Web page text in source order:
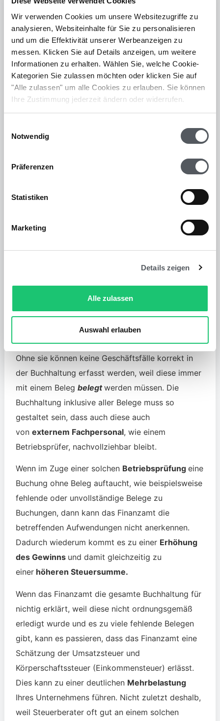
Wir verwenden Cookies um unsere Websitezugriffe zu
analysieren, Websiteinhalte für Sie zu personalisieren
und um die Effektivität unserer Werbeanzeigen zu
messen. Klicken Sie auf Details anzeigen, um weitere
Informationen zu erhalten. Wählen Sie, welche Cookie-
Kategorien Sie zulassen möchten oder klicken Sie auf
"Alle zulassen" um alle Cookies zu erlauben. Sie können
Ihre Zustimmung jederzeit ändern oder widerrufen.
Notwendig
Präferenzen
Statistiken
Marketing
Details zeigen
Alle zulassen
Auswahl erlauben
muss:
Name
des ausstellenden
Unternehmens
UID-Nummer des liefernden Unternehmens
Name und Anschrift des Empfängers
UID-Nummer des Empfängers (bei einem
Reverse
innergemeinschaftliche
Beschreibung der Lieferung oder der zu
Steuersatz und Steuerbetrag
Fazit: Belege in der
Buchhaltung
Zusammengefasst kann man sagen, dass Belege
immer die Grundlage für die Buchhaltung bilden.
Ohne sie können keine Geschäftsfälle korrekt in
der Buchhaltung erfasst werden, weil diese immer
mit einem Beleg belegtwerden müssen. Die
Buchhaltung inklusive aller Belege muss so
gestaltet sein, dass auch diese auch
von externem Fachpersonal, wie einem
Betriebsprüfer, nachvollziehbar bleibt.
Wenn im Zuge einer solchen Betriebsprüfung eine
Buchung ohne Beleg auftaucht, wie beispielsweise
fehlende oder unvollständige Belege zu
Buchungen, dann kann das Finanzamt die
betreffenden Aufwendungen nicht anerkennen.
Dadurch wiederum kommt es zu einer Erhöhung
des Gewinns und damit gleichzeitig zu
einerhöheren Steuersumme.
Wenn das Finanzamt die gesamte Buchhaltung für
nichtig erklärt, weil diese nicht ordnungsgemäß
erledigt wurde und es zu viele fehlende Belegen
gibt, kann es passieren, dass das Finanzamt eine
Schätzung der Umsatzsteuer und
Körperschaftssteuer (Einkommensteuer) erlässt.
Dies kann zu einer deutlichen Mehrbelastung
Ihres Unternehmens führen. Nicht zuletzt deshalb,
weil Steuerberater oft gut an einem solchen